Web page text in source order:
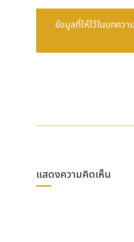
เปลี่ยนผ่านอย่างรวดเร็ว กา
ความเชี่ยวชาญของบุคลากร
คุณ Sfeir กล่าวทิ้งท้ายว่า "กา
การเงินระดับสากล ยิ่งเป็นก
ที่มา :ซิชั่น พีอาร์
ข้อมูลที่ให้ไว้ในบทคว
แสดงความคิดเห็น